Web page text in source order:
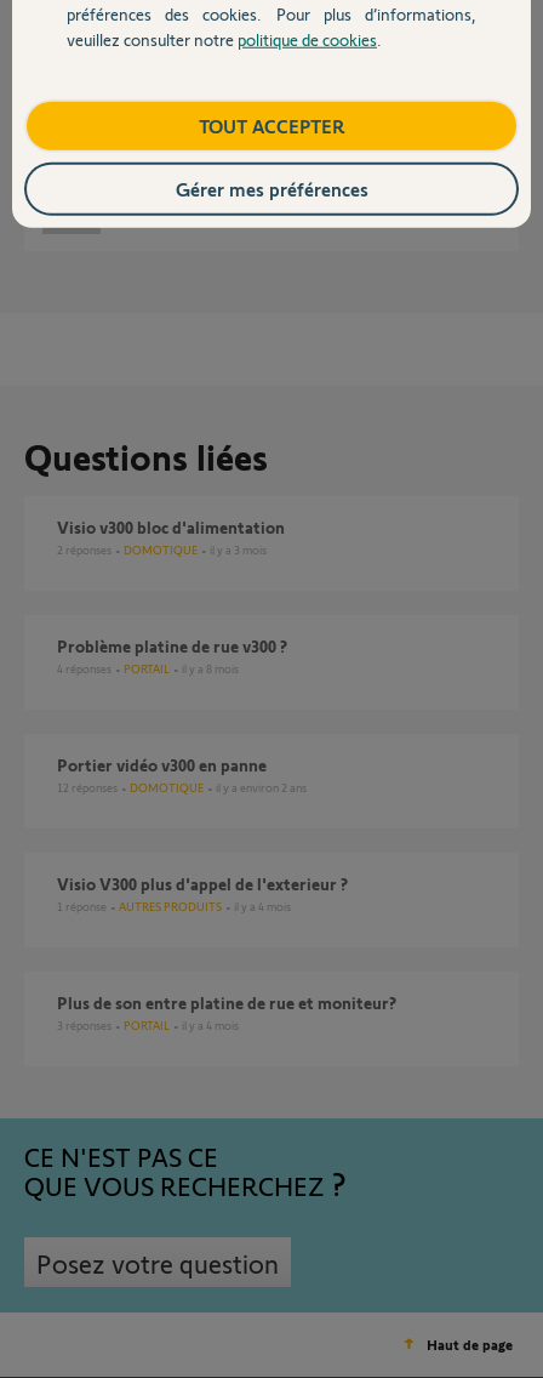
ContactAndré N. il y a environ 4 ans
Merci beaucoup pour votre réponse rapide.
Francisco D. il y a environ 4 ans
Questions liées
Visio v300 bloc d'alimentation
2 réponses DOMOTIQUE il y a 3 mois
Problème platine de rue v300 ?
4 réponses PORTAIL il y a 8 mois
Portier vidéo v300 en panne
12 réponses DOMOTIQUE il y a environ 2 ans
Visio V300 plus d'appel de l'exterieur ?
1 réponse AUTRES PRODUITS il y a 4 mois
Plus de son entre platine de rue et moniteur?
3 réponses PORTAIL il y a 4 mois
CE N'EST PAS CE
QUE VOUS RECHERCHEZ
Posez votre question
Haut de page
préférences des cookies. Pour plus d’informations,
veuillez consulter notre politique de cookies
TOUT ACCEPTER
Gérer mes préférences